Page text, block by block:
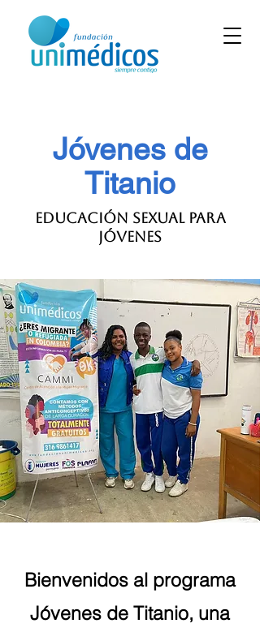
Jóvenes de
Titanio
Educación sexual para
jóvenes
Bienvenidos al programa
Jóvenes de Titanio, una